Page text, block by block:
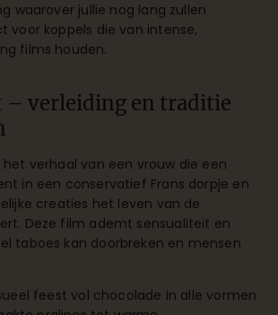
waarover jullie nog lang zullen
voor koppels die van intense,
films houden.
– verleiding en traditie
verhaal van een vrouw die een
in een conservatief Frans dorpje en
creaties het leven van de
Deze film ademt sensualiteit en
taboes kan doorbreken en mensen
feest vol chocolade in alle vormen